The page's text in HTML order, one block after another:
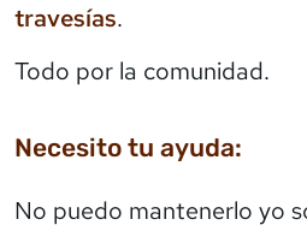
travesías.
Todo por la comunidad.
Necesito tu ayuda:
No puedo mantenerlo yo